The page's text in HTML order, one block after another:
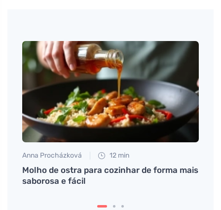
Anna Procházková 12 min
Molho de ostra para cozinhar de forma mais
saborosa e fácil